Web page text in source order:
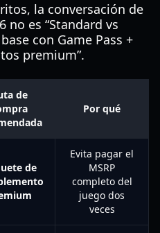
la conversación de
no es “Standard vs
con Game Pass +
premium”.
de
Por qué
de
Evita pagar el
MSRP
completo del
juego dos
veces